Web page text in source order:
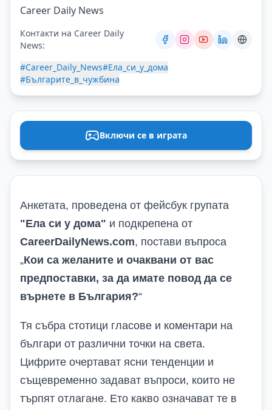
Career Daily News
Контакти на Career Daily
News:
#Career_Daily_News#Ела_си_у_дома
#Българите_в_чужбина
Включи се в играта
Анкетата, проведена от фейсбук групата
"Ела си у дома" и подкрепена от
CareerDailyNews.com, постави въпроса
„Кои са желаните и очаквани от вас
предпоставки, за да имате повод да се
върнете в България?“
Тя събра стотици гласове и коментари на
българи от различни точки на света.
Цифрите очертават ясни тенденции и
същевременно задават въпроси, които не
търпят отлагане. Ето какво означават те в